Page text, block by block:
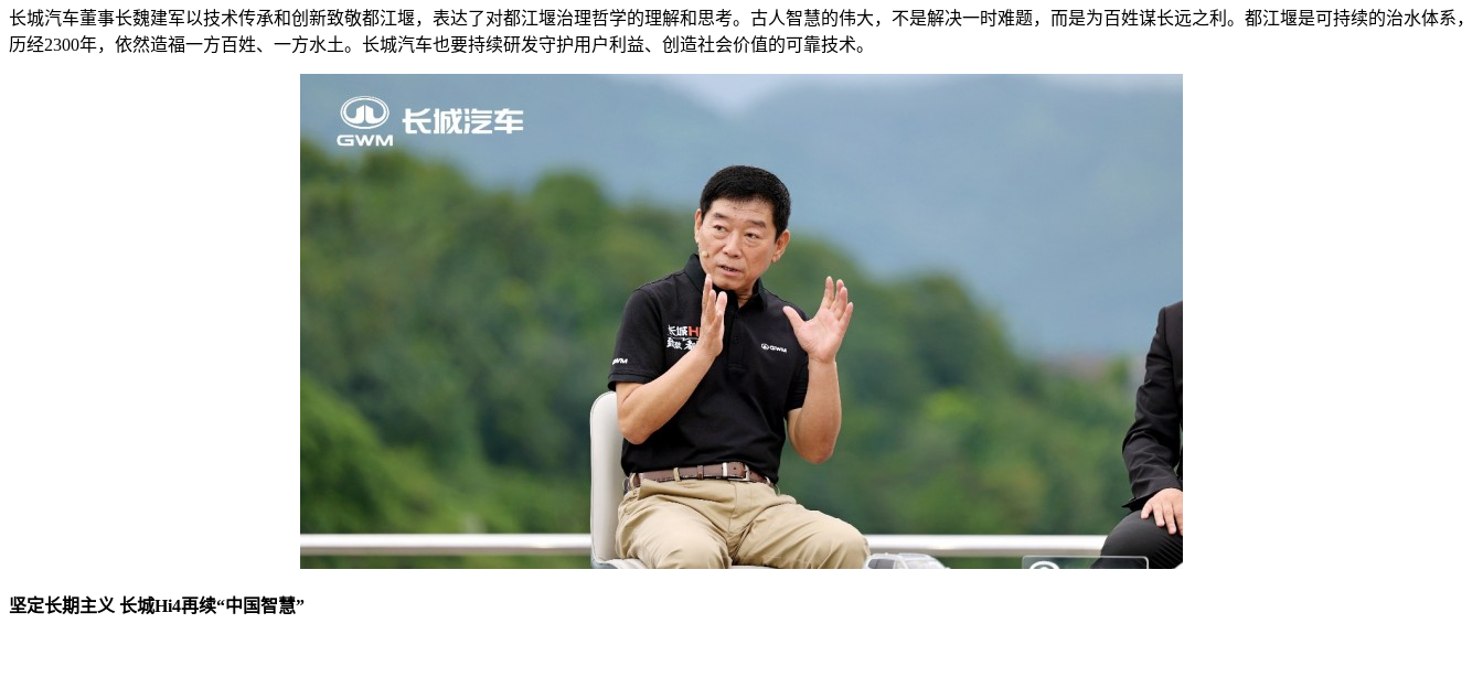
长城汽车董事长魏建军以技术传承和创新致敬都江堰，表达了对都江堰治理哲学的理解和思考。古人智慧的伟大，不是解决一时难题，而是为百姓谋长远之利。都江堰是可持续的治水体系，
历经2300年，依然造福一方百姓、一方水土。长城汽车也要持续研发守护用户利益、创造社会价值的可靠技术。
坚定长期主义 长城Hi4再续“中国智慧”